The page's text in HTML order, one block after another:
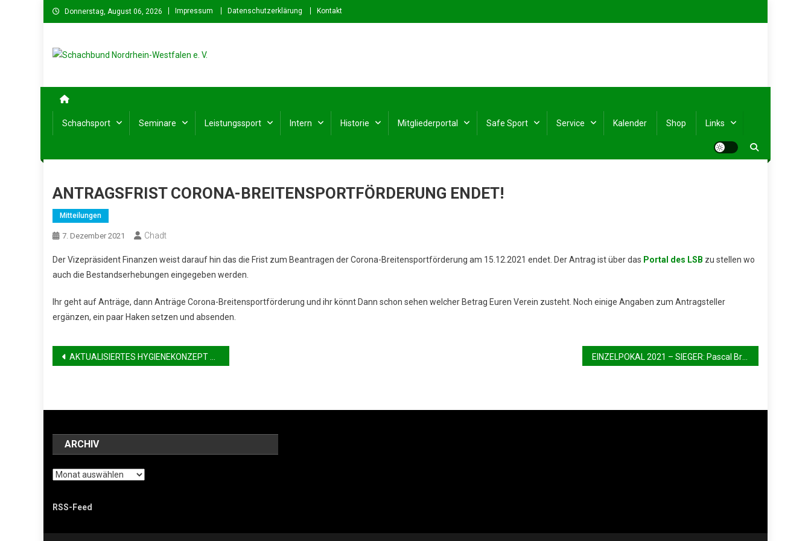
Skip
to
Donnerstag, August 06, 2026 Impressum Datenschutzerklärung Kontakt
Schachsport Seminare Leistungssport Intern Historie Mitgliederportal Safe Sport Service Kalender Shop Links
ANTRAGSFRIST CORONA-BREITENSPORTFÖRDERUNG ENDET!
Mitteilungen
7. Dezember 2021 Chadt
Der Vizepräsident Finanzen weist darauf hin das die Frist zum Beantragen der Corona-Breitensportförderung am 15.12.2021 endet. Der Antrag ist über das Portal des LSB zu stellen wo
auch die Bestandserhebungen eingegeben werden.
Ihr geht auf Anträge, dann Anträge Corona-Breitensportförderung und ihr könnt Dann schon sehen welcher Betrag Euren Verein zusteht. Noch einige Angaben zum Antragsteller
ergänzen, ein paar Haken setzen und absenden.
Beitragsnavigation
AKTUALISIERTES HYGIENEKONZEPT FÜR TURNIERE DES SBNRW (03.12.2021) EINZELPOKAL 2021 – SIEGER: Pascal Brunke
ARCHIV
Archiv
RSS-Feed